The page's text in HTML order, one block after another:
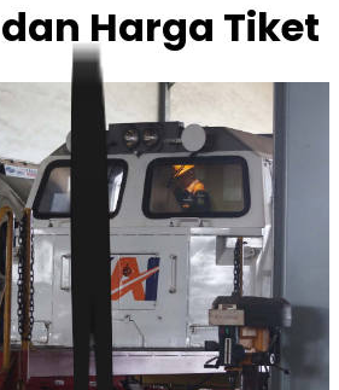
Harga Tiket